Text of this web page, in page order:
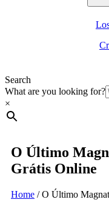
Search
What are you looking for?
×
O Último
Grátis Online
Home /O Último